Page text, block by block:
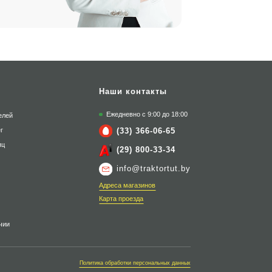
Наши контакты
Ежедневно с 9:00 до 18:00
(33) 366-06-65
(29) 800-33-34
info@traktortut.by
Адреса магазинов
Карта проезда
Политика обработки персональных данных